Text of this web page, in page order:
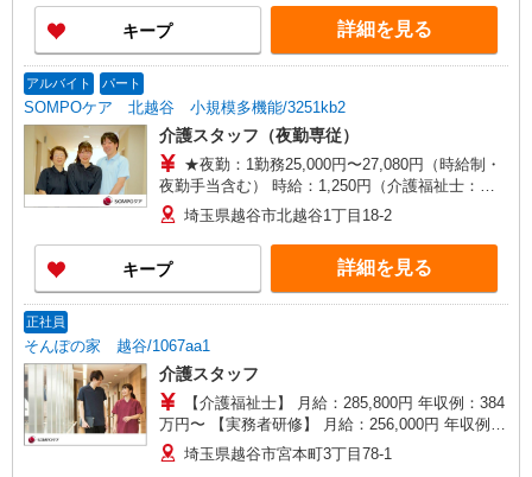
がい向上手当、日祝手当（月平均2回分）、夜勤手
当（月平均5回分）等、毎月平均的に支払われる手
当を含みます。 ※介護福祉士のみ、特別職務手当
分〜） ◎賞与 基本給2.08ヶ月分/年支給
キープ 詳細を見る
アルバイト パート
SOMPOケア 北越谷 小規模多機能/3251kb2
介護スタッフ（夜勤専従）
★夜勤：1勤務25,000円〜27,080円（時給制・
夜勤手当含む） 時給：1,250円（介護福祉士：
1,330円） ◎週20時間以上勤務（社保加入者）の
場合は時給：1,300円（介護福祉士：1,380円）
埼玉県越谷市北越谷1丁目18-2
キープ 詳細を見る
正社員
そんぽの家 越谷/1067aa1
介護スタッフ
【介護福祉士】 月給：285,800円 年収例：384
万円〜 【実務者研修】 月給：256,000円 年収例：
345万円〜 【初任者研修・無資格】 月給：
247,200円 年収例：334万円〜 ※職務手当、働き
埼玉県越谷市宮本町3丁目78-1